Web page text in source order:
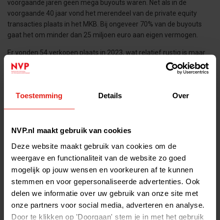
Toestemming Details Over
NVP.nl maakt gebruik van cookies
Deze website maakt gebruik van cookies om de
weergave en functionaliteit van de website zo goed
mogelijk op jouw wensen en voorkeuren af te kunnen
stemmen en voor gepersonaliseerde advertenties. Ook
delen we informatie over uw gebruik van onze site met
onze partners voor social media, adverteren en analyse.
Door te klikken op 'Doorgaan' stem je in met het gebruik
voorgaande jaren geen mega buyouts waren. Net als in de
voorgaande 40 jaar vond het merendeel van de private equity
transacties plaats in het MKB. Bij ongeveer 70% van de buyouts
gaat het om minder dan 25 miljoen euro aan eigen vermogen.
Er vonden 54 verkopen plaats in 2023, wat relatief rustig is maar
meer dan in 2020 en 2022, toen er respectievelijk 40 en 45
verkopen plaatsvonden. Er zijn geen faillissementen
miljard euro aan nieuwe fondsen geworven bij beleggers,
Enkele opvallende investeringen waren:
CVC Capital Partners – TMF (herfinanciering)
3i Group - Action (herfinanciering)
Rivean Capital - CED Group
Waterland Private Equity Investments - Van Vulpen
NPM Capital - HQ Pack